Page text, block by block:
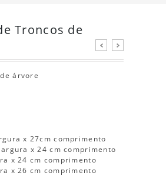
Troncos de
árvore
x 27cm comprimento
x 24 cm comprimento
x 24 cm comprimento
x 26 cm comprimento